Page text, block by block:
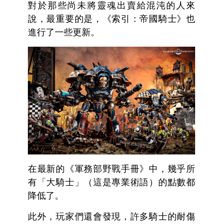
對於那些尚未將靈魂出賣給混沌的人來
說，最重要的是，《索引：帝國騎士》也
進行了一些更新。
在最新的《軍務部野戰手冊》中，幾乎所
有「大騎士」（這是專業術語）的點數都
降低了。
此外，玩家們還會發現，許多騎士的耐傷